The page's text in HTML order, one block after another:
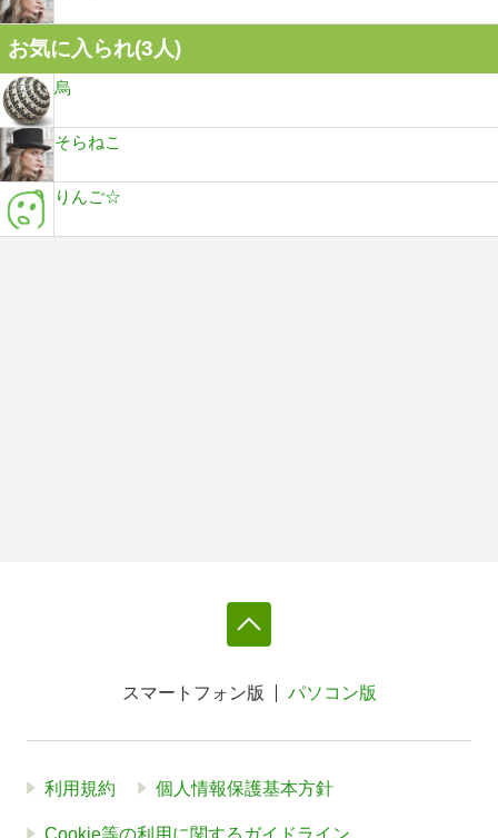
お気に入られ(3人)
烏
そらねこ
りんご☆
スマートフォン版 パソコン版
利用規約 個人情報保護基本方針
Cookie等の利用に関するガイドライン